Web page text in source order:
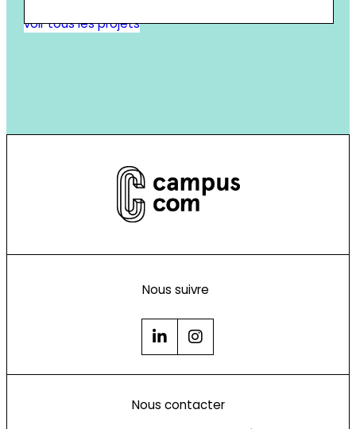
voir tous les projets
Nous suivre
Nous contacter